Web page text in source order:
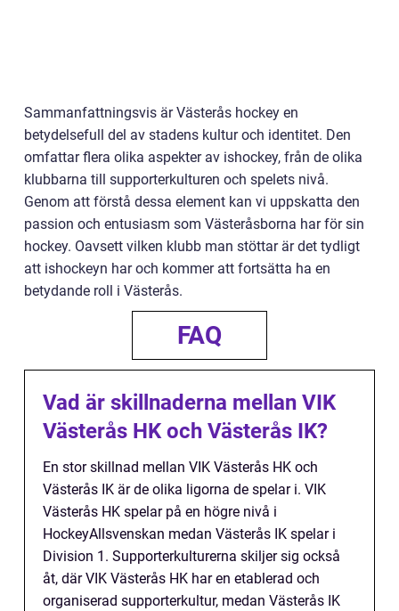
Sammanfattningsvis är Västerås hockey en
betydelsefull del av stadens kultur och identitet. Den
omfattar flera olika aspekter av ishockey, från de olika
klubbarna till supporterkulturen och spelets nivå.
Genom att förstå dessa element kan vi uppskatta den
passion och entusiasm som Västeråsborna har för sin
hockey. Oavsett vilken klubb man stöttar är det tydligt
att ishockeyn har och kommer att fortsätta ha en
betydande roll i Västerås.
FAQ
Vad är skillnaderna mellan VIK
Västerås HK och Västerås IK?
En stor skillnad mellan VIK Västerås HK och
Västerås IK är de olika ligorna de spelar i. VIK
Västerås HK spelar på en högre nivå i
HockeyAllsvenskan medan Västerås IK spelar i
Division 1. Supporterkulturerna skiljer sig också
åt, där VIK Västerås HK har en etablerad och
organiserad supporterkultur, medan Västerås IK